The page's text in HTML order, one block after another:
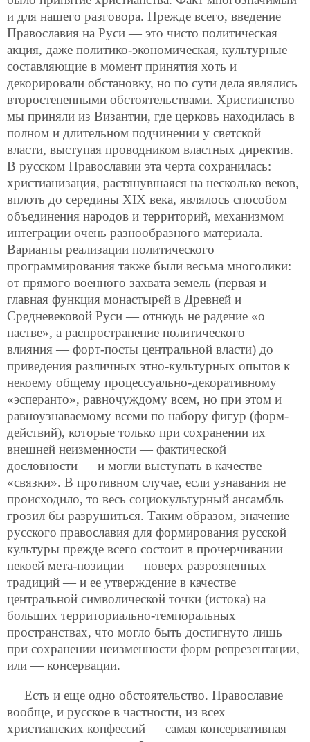
и для нашего разговора. Прежде всего, введение
Православия на Руси — это чисто политическая
акция, даже политико-экономическая, культурные
составляющие в момент принятия хоть и
декорировали обстановку, но по сути дела являлись
второстепенными обстоятельствами. Христианство
мы приняли из Византии, где церковь находилась в
полном и длительном подчинении у светской
власти, выступая проводником властных директив.
В русском Православии эта черта сохранилась:
христианизация, растянувшаяся на несколько веков,
вплоть до середины XIX века, являлось способом
объединения народов и территорий, механизмом
интеграции очень разнообразного материала.
Варианты реализации политического
программирования также были весьма многолики:
от прямого военного захвата земель (первая и
главная функция монастырей в Древней и
Средневековой Руси — отнюдь не радение «о
пастве», а распространение политического
влияния — форт-посты центральной власти) до
приведения различных этно-культурных опытов к
некоему общему процессуально-декоративному
«эсперанто», равночуждому всем, но при этом и
равноузнаваемому всеми по набору фигур (форм-
действий), которые только при сохранении их
внешней неизменности — фактической
дословности — и могли выступать в качестве
«связки». В противном случае, если узнавания не
происходило, то весь социокультурный ансамбль
грозил бы разрушиться. Таким образом, значение
русского православия для формирования русской
культуры прежде всего состоит в прочерчивании
некоей мета-позиции — поверх разрозненных
традиций — и ее утверждение в качестве
центральной символической точки (истока) на
больших территориально-темпоральных
пространствах, что могло быть достигнуто лишь
при сохранении неизменности форм репрезентации,
или — консервации.
Есть и еще одно обстоятельство. Православие
вообще, и русское в частности, из всех
христианских конфессий — самая консервативная